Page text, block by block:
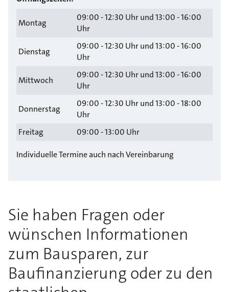
Montag
09:00 - 12:30 Uhr und 13:00 - 16:00
Uhr
Dienstag
09:00 - 12:30 Uhr und 13:00 - 16:00
Uhr
Mittwoch
09:00 - 12:30 Uhr und 13:00 - 16:00
Uhr
Donnerstag
09:00 - 12:30 Uhr und 13:00 - 18:00
Uhr
Freitag
09:00 - 13:00 Uhr
Individuelle Termine auch nach Vereinbarung
Sie haben Fragen oder
wünschen Informationen
zum Bausparen, zur
Baufinanzierung oder zu den